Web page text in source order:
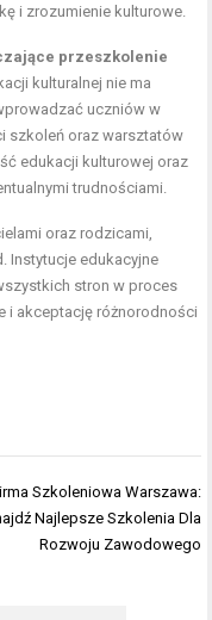
i zrozumienie kulturowe.
przeszkolenie
kulturalnej nie ma
uczniów w
szkoleń oraz warsztatów
edukacji kulturowej oraz
trudnościami.
oraz rodzicami,
Instytucje edukacyjne
stron w proces
i akceptację różnorodności
Szkoleniowa Warszawa:
Najlepsze Szkolenia Dla
Rozwoju Zawodowego